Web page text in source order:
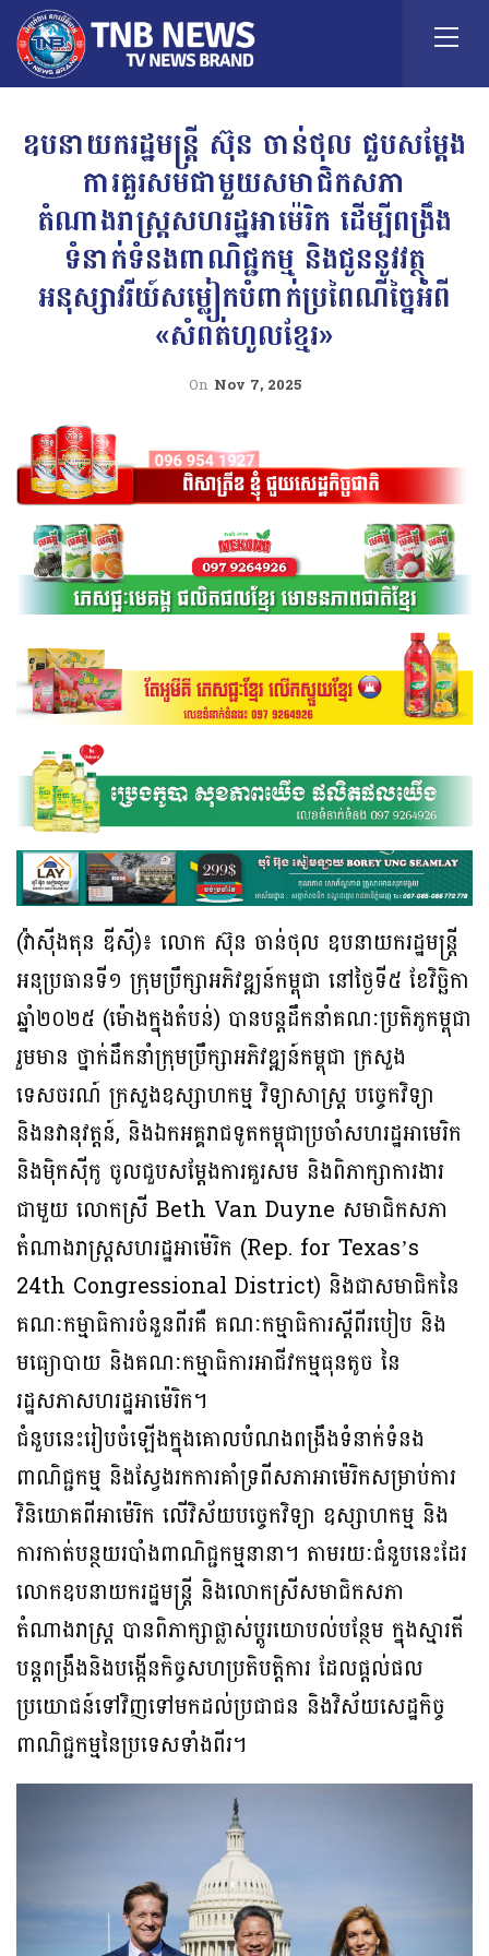
ឧបនាយករដ្ឋមន្ត្រី ស៊ុន ចាន់ថុល ជួបសម្តែង
ការគួរសមជាមួយសមាជិកសភា
តំណាងរាស្ត្រសហរដ្ឋអាម៉េរិក ដើម្បីពង្រឹង
ទំនាក់ទំនងពាណិជ្ជកម្ម និងជូននូវវត្ថុ
អនុស្សាវរីយ៍សម្លៀកបំពាក់ប្រពៃណីច្នៃអំពី
«សំពត់ហូលខ្មែរ»
On Nov 7, 2025
(វ៉ាស៊ីងតុន ឌីស៊ី)៖ លោក ស៊ុន ចាន់ថុល ឧបនាយករដ្ឋមន្ត្រី
អនុប្រធានទី១ ក្រុមប្រឹក្សាអភិវឌ្ឍន៍កម្ពុជា នៅថ្ងៃទី៥ ខែវិច្ឆិកា
ឆ្នាំ២០២៥ (ម៉ោងក្នុងតំបន់) បានបន្តដឹកនាំគណៈប្រតិភូកម្ពុជា
រួមមាន ថ្នាក់ដឹកនាំក្រុមប្រឹក្សាអភិវឌ្ឍន៍កម្ពុជា ក្រសួង
ទេសចរណ៍ ក្រសួងឧស្សាហកម្ម វិទ្យាសាស្រ្ត បច្ចេកវិទ្យា
និងនវានុវត្តន៍, និងឯកអគ្គរាជទូតកម្ពុជាប្រចាំសហរដ្ឋអាមេរិក
និងម៉ិកស៊ីកូ ចូលជួបសម្តែងការគួរសម និងពិភាក្សាការងារ
ជាមួយ លោកស្រី Beth Van Duyne សមាជិកសភា
តំណាងរាស្ត្រសហរដ្ឋអាម៉េរិក (Rep. for Texas’s
24th Congressional District) និងជាសមាជិកនៃ
គណៈកម្មាធិការចំនួនពីរគឺ គណៈកម្មាធិការស្តីពីរបៀប និង
មធ្យោបាយ និងគណៈកម្មាធិការអាជីវកម្មធុនតូច នៃ
រដ្ឋសភាសហរដ្ឋអាម៉េរិក។
ជំនួបនេះរៀបចំឡើងក្នុងគោលបំណងពង្រឹងទំនាក់ទំនង
ពាណិជ្ជកម្ម និងស្វែងរកការគាំទ្រពីសភាអាម៉េរិកសម្រាប់ការ
វិនិយោគពីអាម៉េរិក លើវិស័យបច្ចេកវិទ្យា ឧស្សាហកម្ម និង
ការកាត់បន្ថយរបាំងពាណិជ្ជកម្មនានា។ តាមរយៈជំនួបនេះដែរ
លោកឧបនាយករដ្ឋមន្ត្រី និងលោកស្រីសមាជិកសភា
តំណាងរាស្ត្រ បានពិភាក្សាផ្លាស់ប្តូរយោបល់បន្ថែម ក្នុងស្មារតី
បន្តពង្រឹងនិងបង្កើនកិច្ចសហប្រតិបត្តិការ ដែលផ្តល់ផល
ប្រយោជន៍ទៅវិញទៅមកដល់ប្រជាជន និងវិស័យសេដ្ឋកិច្ច
ពាណិជ្ជកម្មនៃប្រទេសទាំងពីរ។